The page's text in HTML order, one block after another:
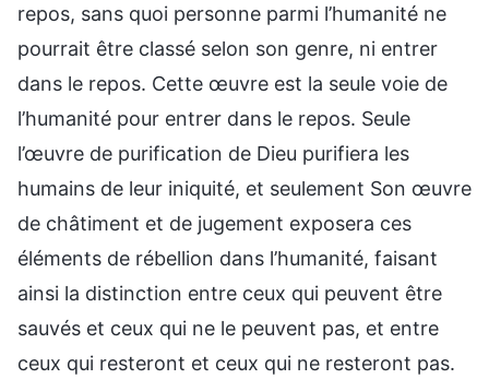
repos, sans quoi personne parmi l’humanité ne
pourrait être classé selon son genre, ni entrer
dans le repos. Cette œuvre est la seule voie de
l’humanité pour entrer dans le repos. Seule
l’œuvre de purification de Dieu purifiera les
humains de leur iniquité, et seulement Son œuvre
de châtiment et de jugement exposera ces
éléments de rébellion dans l’humanité, faisant
ainsi la distinction entre ceux qui peuvent être
sauvés et ceux qui ne le peuvent pas, et entre
ceux qui resteront et ceux qui ne resteront pas.